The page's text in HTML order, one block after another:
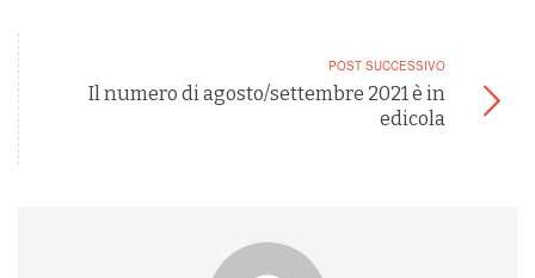
POST SUCCESSIVO
Il numero di agosto/settembre 2021 è in
edicola